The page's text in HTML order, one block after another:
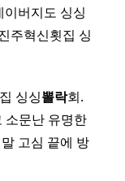
버지도 싱싱
주혁신횟집 싱
싱싱뽈락회.
소문난 유명한
고심 끝에 방